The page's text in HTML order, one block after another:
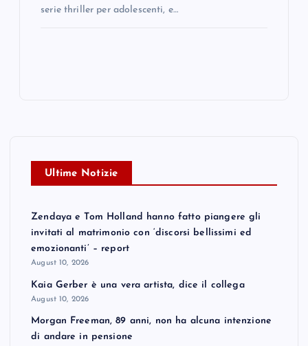
serie thriller per adolescenti, e…
Ultime Notizie
Zendaya e Tom Holland hanno fatto piangere gli
invitati al matrimonio con ‘discorsi bellissimi ed
emozionanti’ – report
August 10, 2026
Kaia Gerber è una vera artista, dice il collega
August 10, 2026
Morgan Freeman, 89 anni, non ha alcuna intenzione
di andare in pensione